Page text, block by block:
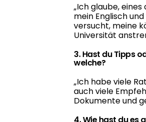
„Ich glaube,
mein Englisch
versucht, meine
Universität
3. Hast du Tipps
welche?
„Ich habe viele
auch viele
Dokumente und
4. Wie hast du es